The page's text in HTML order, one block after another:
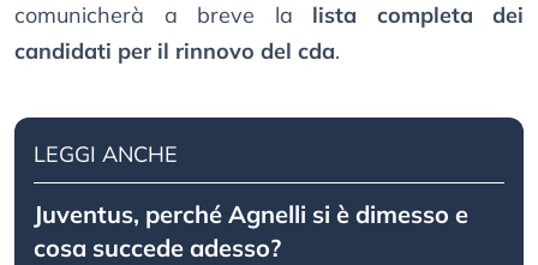
comunicherà a breve la lista completa dei
candidati per il rinnovo del cda.
LEGGI ANCHE
Juventus, perché Agnelli si è dimesso e
cosa succede adesso?